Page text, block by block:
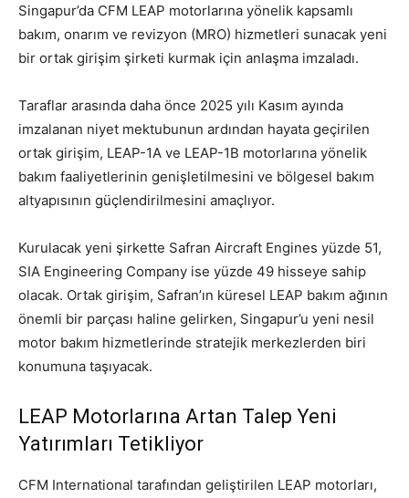
Singapur’da CFM LEAP motorlarına yönelik kapsamlı
bakım, onarım ve revizyon (MRO) hizmetleri sunacak yeni
bir ortak girişim şirketi kurmak için anlaşma imzaladı.
Taraflar arasında daha önce 2025 yılı Kasım ayında
imzalanan niyet mektubunun ardından hayata geçirilen
ortak girişim, LEAP-1A ve LEAP-1B motorlarına yönelik
bakım faaliyetlerinin genişletilmesini ve bölgesel bakım
altyapısının güçlendirilmesini amaçlıyor.
Kurulacak yeni şirkette Safran Aircraft Engines yüzde 51,
SIA Engineering Company ise yüzde 49 hisseye sahip
olacak. Ortak girişim, Safran’ın küresel LEAP bakım ağının
önemli bir parçası haline gelirken, Singapur’u yeni nesil
motor bakım hizmetlerinde stratejik merkezlerden biri
konumuna taşıyacak.
LEAP Motorlarına Artan Talep Yeni
Yatırımları Tetikliyor
CFM International tarafından geliştirilen LEAP motorları,